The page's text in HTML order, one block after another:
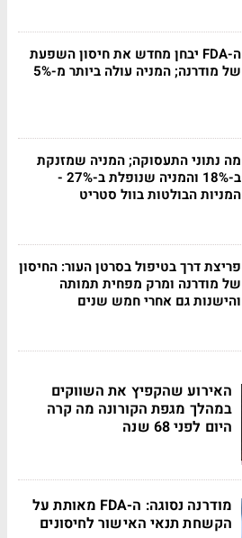
ה-FDA יבחן מחדש את חיסון השפעת
של מודרנה; המניה עולה ביותר מ-5%
מה נתוני התעסוקה; המניה שמזנקת
ב-18% והמניה שנופלת ב-27% -
המניות הבולטות בוול סטריט
פריצת דרך בטיפול בסרטן העור: החיסון
של מודרנה ומרק מפחית תמותה
והישנות גם אחרי חמש שנים
האירוע שהקפיץ את השווקים
במהלך מגפת הקורונה מה קרה
היום לפני 68 שנה
מודרנה נסוגה: ה-FDA מאותת על
הקשחת תנאי האישור לחיסונים